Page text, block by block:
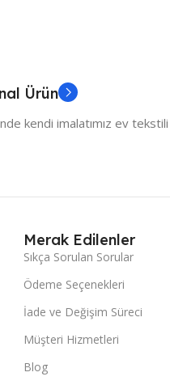
Ürün
kendi imalatımız ev tekstili
Merak Edilenler
Sıkça Sorulan Sorular
Ödeme Seçenekleri
İade ve Değişim Süreci
Müşteri Hizmetleri
Blog